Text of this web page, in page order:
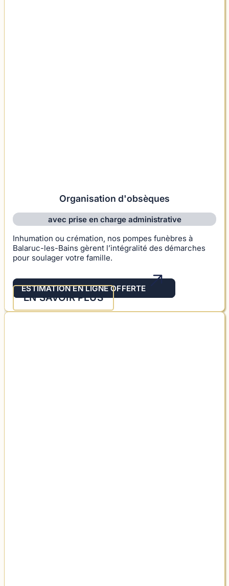
Organisation d'obsèques
avec prise en charge administrative
Inhumation ou crémation, nos pompes funèbres à
Balaruc-les-Bains gèrent l’intégralité des démarches
pour soulager votre famille.
ESTIMATION EN LIGNE OFFERTE
EN SAVOIR PLUS